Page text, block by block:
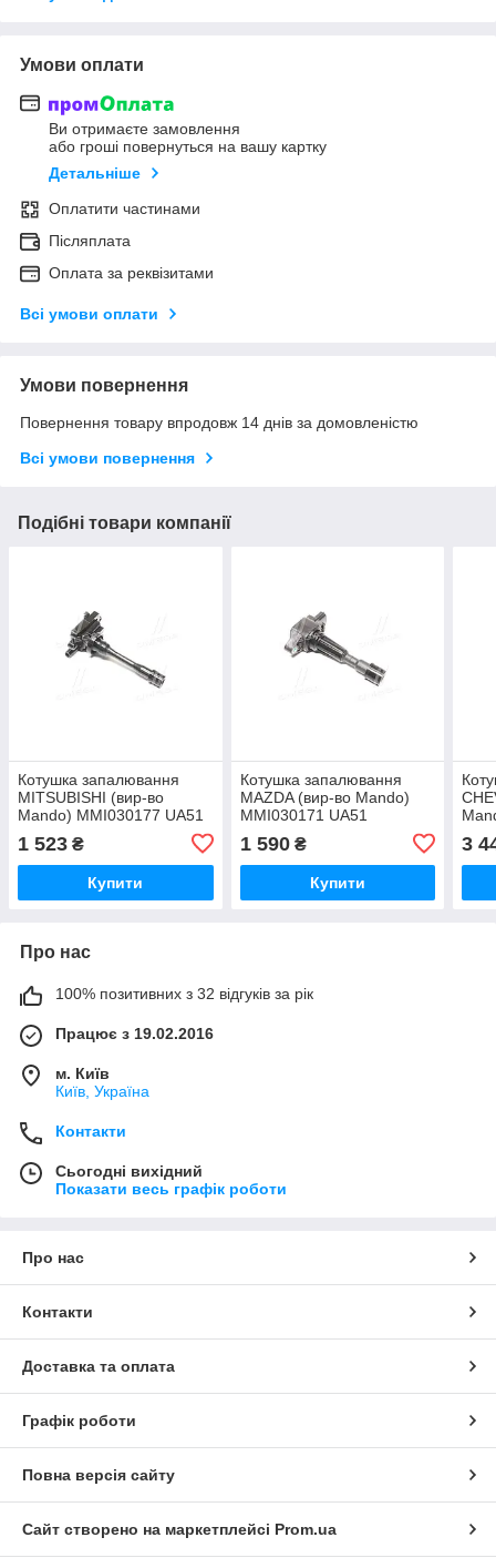
Умови оплати
Ви отримаєте замовлення
або гроші повернуться на вашу картку
Детальніше
Оплатити частинами
Післяплата
Оплата за реквізитами
Всі умови оплати
Умови повернення
Повернення товару впродовж 14 днів за домовленістю
Всі умови повернення
Подібні товари компанії
Котушка запалювання
MITSUBISHI (вир-во
Mando) MMI030177 UA51
1 523 ₴
Купити
Котушка запалювання
MAZDA (вир-во Mando)
MMI030171 UA51
1 590₴
Купити
3
Про нас
100% позитивних з 32 відгуків за рік
Працює з 19.02.2016
м. Київ
Київ, Україна
Контакти
Сьогодні вихідний
Показати весь графік роботи
Про нас
Контакти
Доставка та оплата
Графік роботи
Повна версія сайту
Сайт створено на маркетплейсі Prom.ua